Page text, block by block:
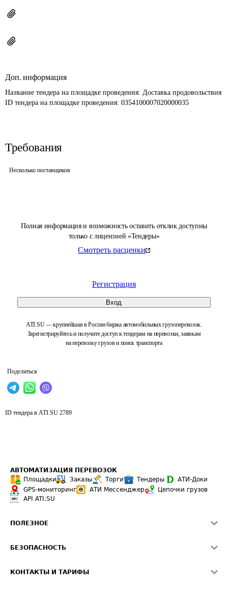
Полная информация и возможность оставить отклик доступны
только с лицензией «Тендеры»
Смотреть расценки
Регистрация
Вход
ATI.SU — крупнейшая в России биржа автомобильных грузоперевозок.
Зарегистрируйтесь и получите доступ к тендерам на перевозки, заявкам
на перевозку грузов и поиск транспорта
Поделиться
Доп. информация
Название тендера на площадке проведения: Доставка продовольствия
ID тендера на площадке проведения: 0354100007020000035
Требования
Несколько поставщиков
ID тендера в ATI.SU 2789
АВТОМАТИЗАЦИЯ ПЕРЕВОЗОК
Площадки
Заказы Торги Тендеры
АТИ-Доки
GPS-мониторинг
АТИ Мессенджер
Цепочки грузов
API ATI.SU
ПОЛЕЗНОЕ
Звезды ATI.SU на вашем сайте
БЕЗОПАСНОСТЬ
КОНТАКТЫ И ТАРИФЫ